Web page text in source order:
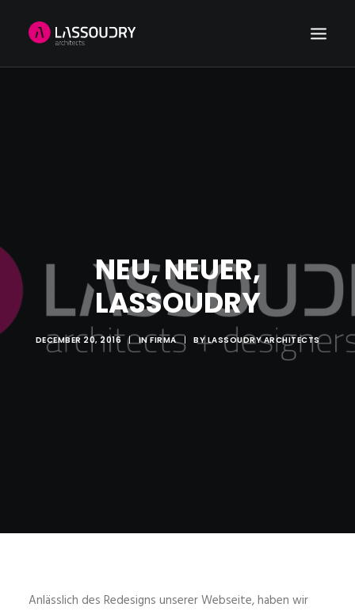
NEU, NEUER,
LASSOUDRY
DECEMBER 20, 2016 | INFIRMA | BYLASSOUDRY ARCHITECTS
Anlässlich des Redesigns unserer Webseite, haben wir